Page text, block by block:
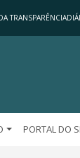
TRANSPARÊNCIA
PORTAL DO